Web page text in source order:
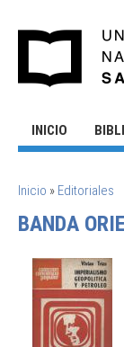
INICIO
SE ENCUENTRA
Inicio » Editoriales
BANDA